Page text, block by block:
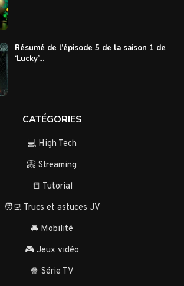
Résumé de l’épisode 5 de la saison 1 de
‘Lucky’...
CATÉGORIES
💻 High Tech
📀 Streaming
📒 Tutorial
🧑‍💻 Trucs et astuces JV
🚘 Mobilité
🎮 Jeux vidéo
🍿 Série TV